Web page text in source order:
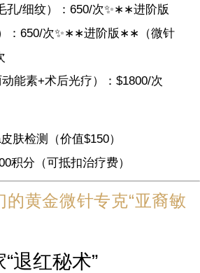
孔/细纹）： 650/次✨∗∗进阶版
： 650/次✨∗ ∗进阶版 ∗ ∗
（微针
动能素+术后光疗）：$1800/次
肤检测（价值$150）
积分（可抵扣治疗费）
的黄金微针专克“亚裔敏
退红秘术”